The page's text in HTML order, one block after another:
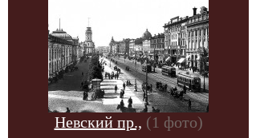
Невский пр., (1 фото)